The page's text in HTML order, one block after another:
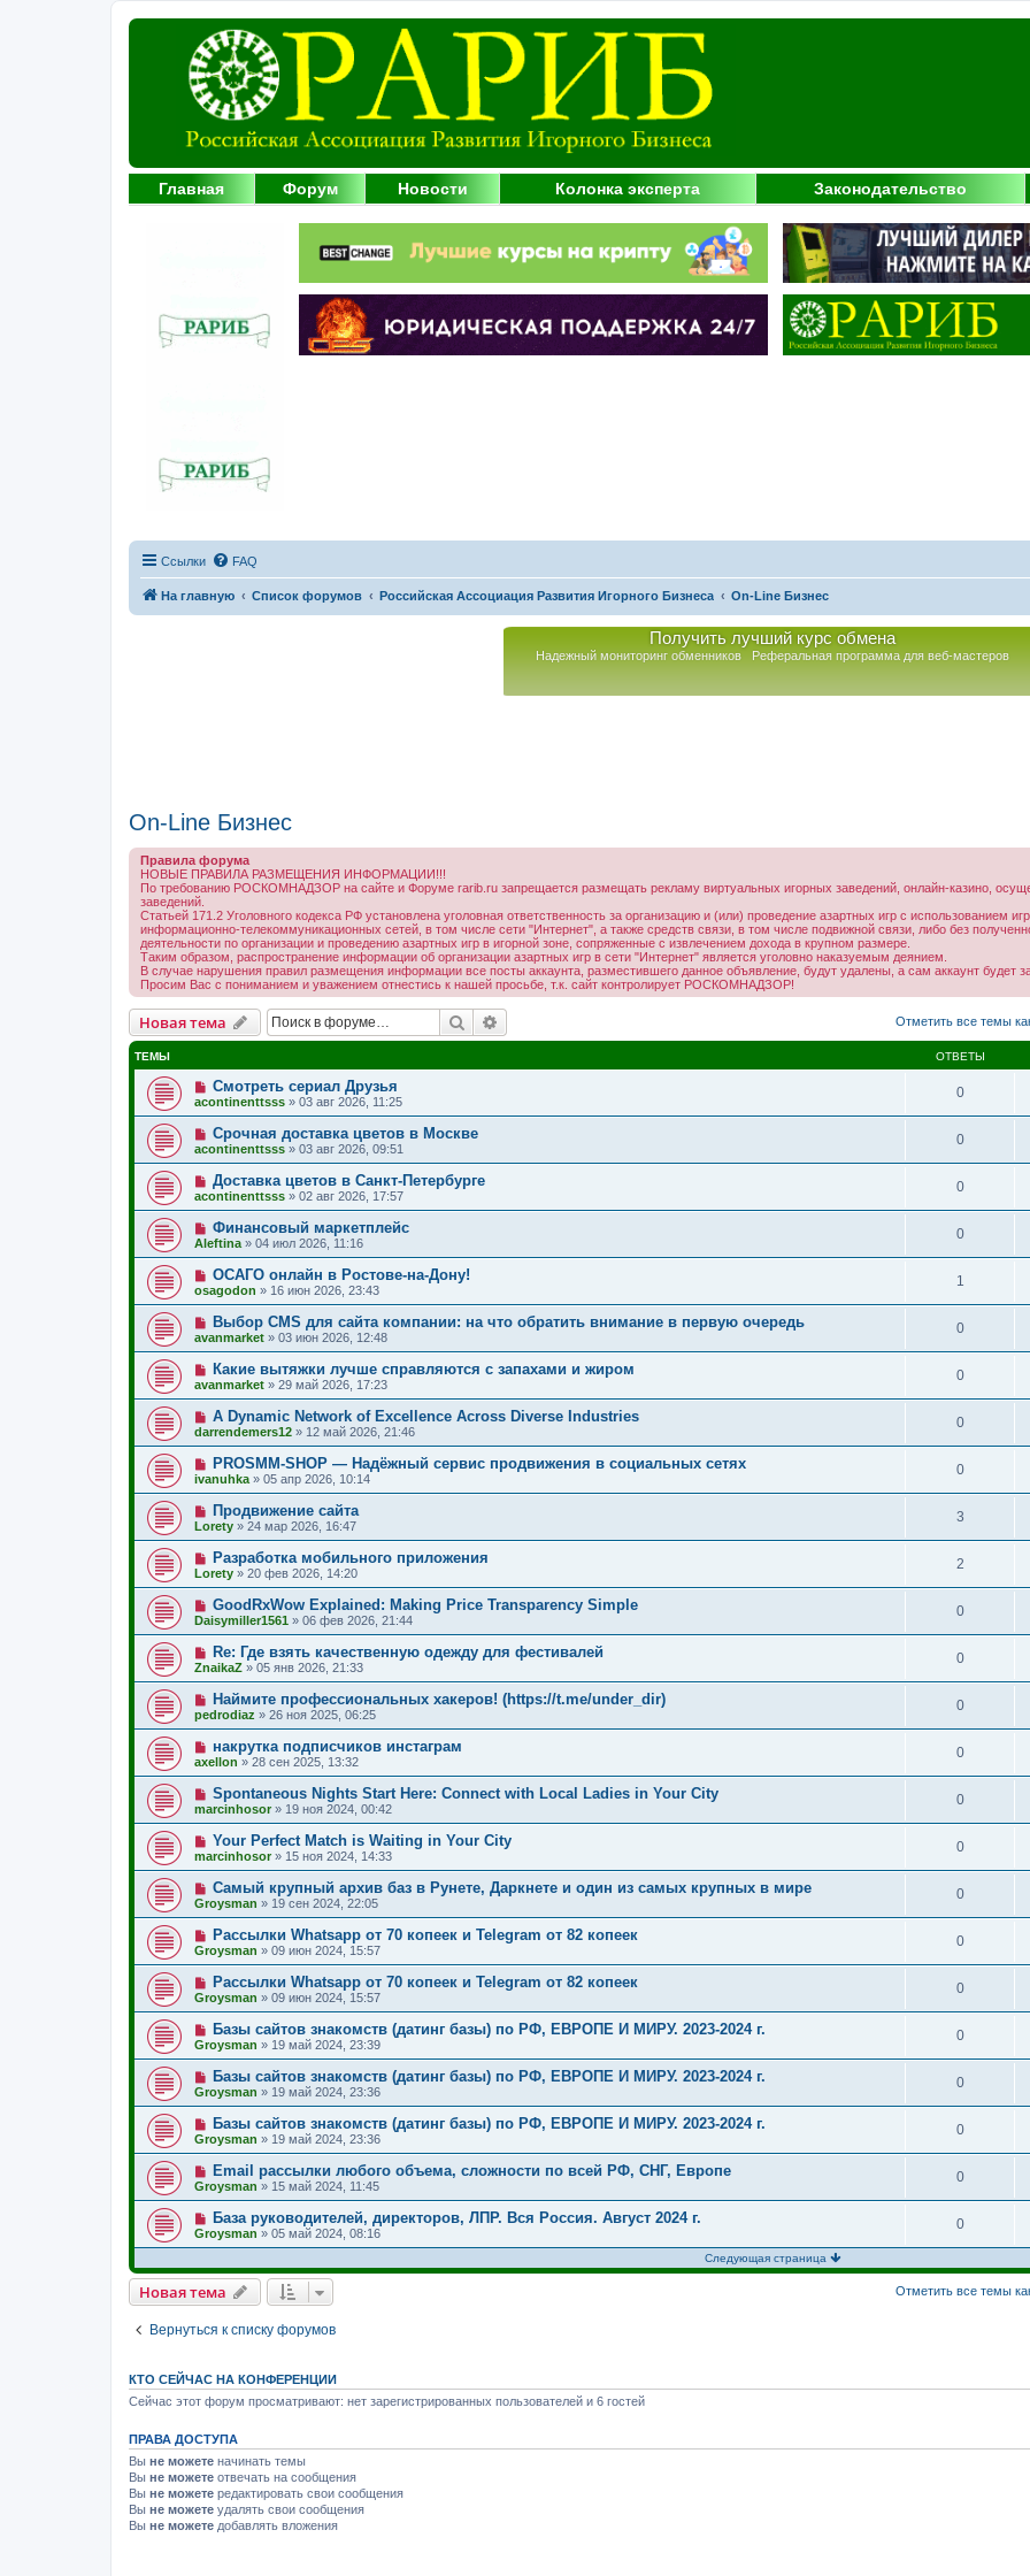
Главная Форум Новости Колонка эксперта Законодательство
Ссылки FAQ
На главную Список форумов Российская Ассоциация Развития Игорного Бизнеса On-Line Бизнес
Получить лучший курс обмена
Надежный мониторинг обменников Реферальная программа для веб-мастеров
On-Line Бизнес
Правила форума
НОВЫЕ ПРАВИЛА РАЗМЕЩЕНИЯ ИНФОРМАЦИИ!!!
По требованию РОСКОМНАДЗОР на сайте и Форуме rarib.ru запрещается размещать рекламу виртуальных игорных заведений, онлайн-казино,
заведений.
Статьей 171.2 Уголовного кодекса РФ установлена уголовная ответственность за организацию и (или) проведение азартных игр с использованием
информационно-телекоммуникационных сетей, в том числе сети "Интернет", а также средств связи, в том числе подвижной связи, либо без
деятельности по организации и проведению азартных игр в игорной зоне, сопряженные с извлечением дохода в крупном размере.
Таким образом, распространение информации об организации азартных игр в сети "Интернет" является уголовно наказуемым деянием.
В случае нарушения правил размещения информации все посты аккаунта, разместившего данное объявление, будут удалены, а сам аккаунт будет
Просим Вас с пониманием и уважением отнестись к нашей просьбе, т.к. сайт контролирует РОСКОМНАДЗОР!
Новая тема Поиск Отметить все темы
ТЕМЫ ОТВЕТЫ
Смотреть сериал Друзья
acontinenttsss » 03 авг 2026, 11:25
0
Срочная доставка цветов в Москве
acontinenttsss » 03 авг 2026, 09:51
0
Доставка цветов в Санкт-Петербурге
acontinenttsss » 02 авг 2026, 17:57
0
Финансовый маркетплейс
Aleftina » 04 июл 2026, 11:16
0
ОСАГО онлайн в Ростове-на-Дону!
osagodon » 16 июн 2026, 23:43
1
Выбор CMS для сайта компании: на что обратить внимание в первую очередь
avanmarket » 03 июн 2026, 12:48
0
Какие вытяжки лучше справляются с запахами и жиром
avanmarket » 29 май 2026, 17:23
0
A Dynamic Network of Excellence Across Diverse Industries
darrendemers12 » 12 май 2026, 21:46
0
PROSMM-SHOP — Надёжный сервис продвижения в социальных сетях
ivanuhka » 05 апр 2026, 10:14
0
Продвижение сайта
Lorety » 24 мар 2026, 16:47
3
Разработка мобильного приложения
Lorety » 20 фев 2026, 14:20
2
GoodRxWow Explained: Making Price Transparency Simple
Daisymiller1561 » 06 фев 2026, 21:44
0
Re: Где взять качественную одежду для фестивалей
ZnaikaZ » 05 янв 2026, 21:33
0
Наймите профессиональных хакеров! (https://t.me/under_dir)
pedrodiaz » 26 ноя 2025, 06:25
0
накрутка подписчиков инстаграм
axellon » 28 сен 2025, 13:32
0
Spontaneous Nights Start Here: Connect with Local Ladies in Your City
marcinhosor » 19 ноя 2024, 00:42
0
Your Perfect Match is Waiting in Your City
marcinhosor» 15 ноя 2024, 14:33
0
Самый крупный архив баз в Рунете, Даркнете и один из самых крупных в мире
Groysman » 19 сен 2024, 22:05
0
Рассылки Whatsapp от 70 копеек и Telegram от 82 копеек
Groysman » 09 июн 2024, 15:57
0
Рассылки Whatsapp от 70 копеек и Telegram от 82 копеек
Groysman » 09 июн 2024, 15:57
0
Базы сайтов знакомств (датинг базы) по РФ, ЕВРОПЕ И МИРУ. 2023-2024 г.
Groysman » 19 май 2024, 23:39
0
Базы сайтов знакомств (датинг базы) по РФ, ЕВРОПЕ И МИРУ. 2023-2024 г.
Groysman » 19 май 2024, 23:36
0
Базы сайтов знакомств (датинг базы) по РФ, ЕВРОПЕ И МИРУ. 2023-2024 г.
Groysman » 19 май 2024, 23:36
0
Email рассылки любого объема, сложности по всей РФ, СНГ, Европе
Groysman » 15 май 2024, 11:45
0
База руководителей, директоров, ЛПР. Вся Россия. Август 2024 г.
Groysman » 05 май 2024, 08:16
0
Следующая страница
Новая тема Отметить все темы
Вернуться к списку форумов
КТО СЕЙЧАС НА КОНФЕРЕНЦИИ
Сейчас этот форум просматривают: нет зарегистрированных пользователей и 6 гостей
ПРАВА ДОСТУПА
Вы не можете начинать темы
Вы не можете отвечать на сообщения
Вы не можете редактировать свои сообщения
Вы не можете удалять свои сообщения
Вы не можете добавлять вложения